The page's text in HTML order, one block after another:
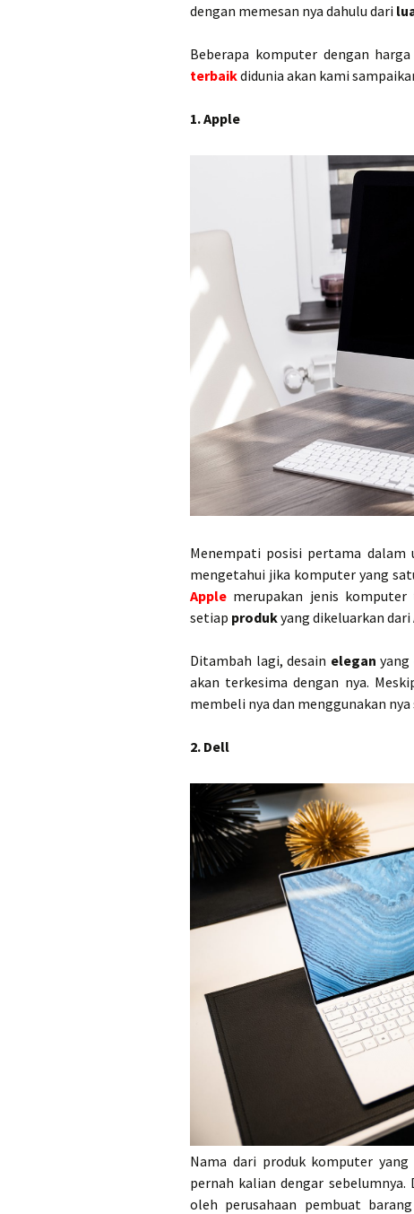
dengan memesan nya dahulu dari
Beberapa komputer dengan
terbaikdidunia akan kami
1. Apple
Menempati posisi pertama dalam
mengetahui jika komputer yang
Apple merupakan jenis
setiap produkyang dikeluarkan
Ditambah lagi, desain elegan
akan terkesima dengan nya.
membeli nya dan menggunakan
2. Dell
Nama dari produk komputer
pernah kalian dengar
oleh perusahaan pembuat